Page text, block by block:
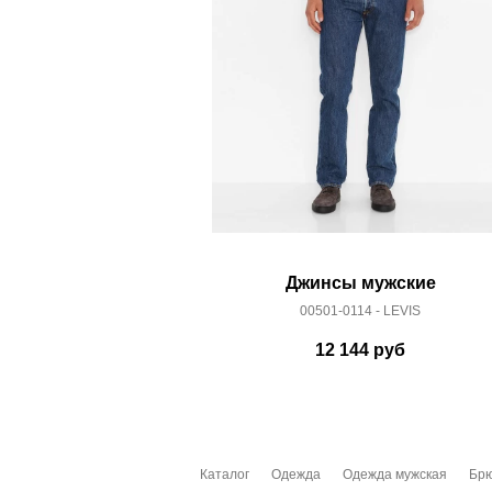
Джинсы мужские
00501-0114 - LEVIS
12 144 руб
Каталог Одежда Одежда мужская